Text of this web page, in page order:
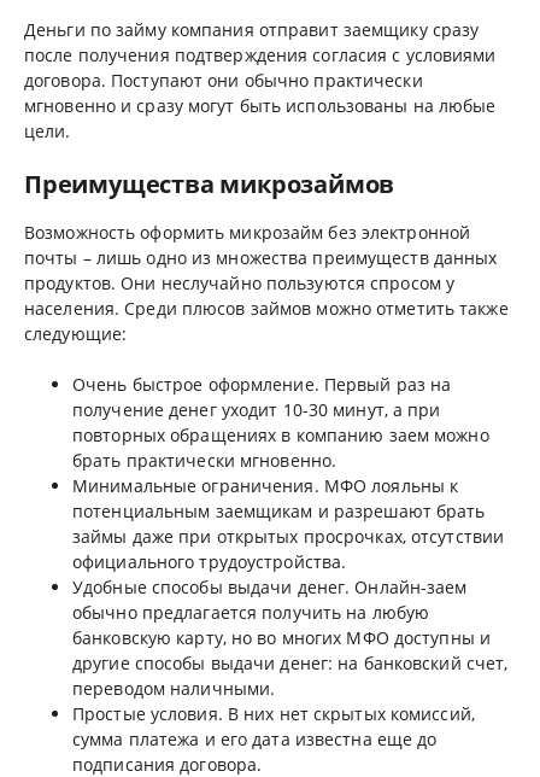
Деньги по займу компания отправит заемщику сразу
после получения подтверждения согласия с условиями
договора. Поступают они обычно практически
мгновенно и сразу могут быть использованы на любые
цели.
Преимущества микрозаймов
Возможность оформить микрозайм без электронной
почты – лишь одно из множества преимуществ данных
продуктов. Они неслучайно пользуются спросом у
населения. Среди плюсов займов можно отметить также
следующие:
Очень быстрое оформление. Первый раз на
получение денег уходит 10-30 минут, а при
повторных обращениях в компанию заем можно
брать практически мгновенно.
Минимальные ограничения. МФО лояльны к
потенциальным заемщикам и разрешают брать
займы даже при открытых просрочках, отсутствии
официального трудоустройства.
Удобные способы выдачи денег. Онлайн-заем
обычно предлагается получить на любую
банковскую карту, но во многих МФО доступны и
другие способы выдачи денег: на банковский счет,
переводом наличными.
Простые условия. В них нет скрытых комиссий,
сумма платежа и его дата известна еще до
подписания договора.